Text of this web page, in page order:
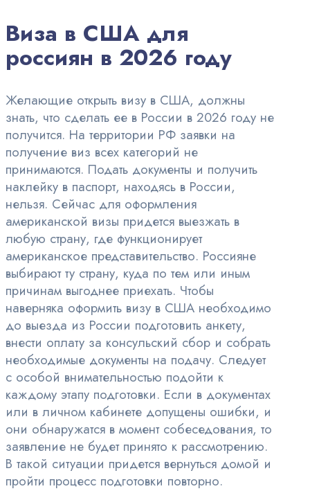
Виза в США для
россиян в 2026 году
Желающие открыть визу в США, должны
знать, что сделать ее в России в 2026 году не
получится. На территории РФ заявки на
получение виз всех категорий не
принимаются. Подать документы и получить
наклейку в паспорт, находясь в России,
нельзя. Сейчас для оформления
американской визы придется выезжать в
любую страну, где функционирует
американское представительство. Россияне
выбирают ту страну, куда по тем или иным
причинам выгоднее приехать. Чтобы
наверняка оформить визу в США необходимо
до выезда из России подготовить анкету,
внести оплату за консульский сбор и собрать
необходимые документы на подачу. Следует
с особой внимательностью подойти к
каждому этапу подготовки. Если в документах
или в личном кабинете допущены ошибки, и
они обнаружатся в момент собеседования, то
заявление не будет принято к рассмотрению.
В такой ситуации придется вернуться домой и
пройти процесс подготовки повторно.